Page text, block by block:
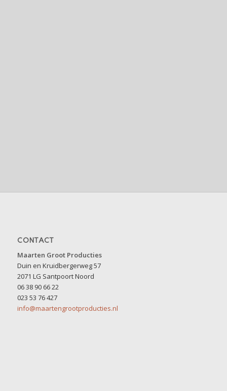
CONTACT
Maarten Groot Producties
Duin en Kruidbergerweg 57
2071 LG Santpoort Noord
06 38 90 66 22
023 53 76 427
info@maartengrootproducties.nl